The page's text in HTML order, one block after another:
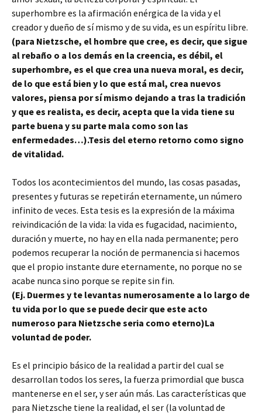
superhombre es la afirmación enérgica de la vida y el
creador y dueño de sí mismo y de su vida, es un espíritu libre.
(para Nietzsche, el hombre que cree, es decir, que sigue
al rebaño o a los demás en la creencia, es débil, el
superhombre, es el que crea una nueva moral, es decir,
de lo que está bien y lo que está mal, crea nuevos
valores, piensa por sí mismo dejando a tras la tradición
y que es realista, es decir, acepta que la vida tiene su
parte buena y su parte mala como son las
enfermedades…).Tesis del eterno retorno como signo
de vitalidad.
Todos los acontecimientos del mundo, las cosas pasadas,
presentes y futuras se repetirán eternamente, un número
infinito de veces. Esta tesis es la expresión de la máxima
reivindicación de la vida: la vida es fugacidad, nacimiento,
duración y muerte, no hay en ella nada permanente; pero
podemos recuperar la noción de permanencia si hacemos
que el propio instante dure eternamente, no porque no se
acabe nunca sino porque se repite sin fin.
(Ej. Duermes y te levantas numerosamente a lo largo de
tu vida por lo que se puede decir que este acto
numeroso para Nietzsche seria como eterno)La
voluntad de poder.
Es el principio básico de la realidad a partir del cual se
desarrollan todos los seres, la fuerza primordial que busca
mantenerse en el ser, y ser aún más. Las características que
para Nietzsche tiene la realidad, el ser (la voluntad de